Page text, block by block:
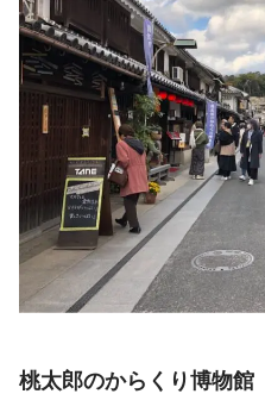
桃太郎のからくり博物館